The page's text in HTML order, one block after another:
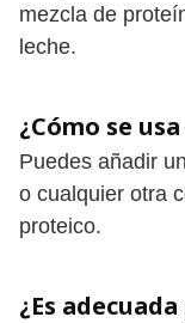
mezcla de
leche.
¿Cómo se
Puedes añadir
o cualquier otra
proteico.
¿Es